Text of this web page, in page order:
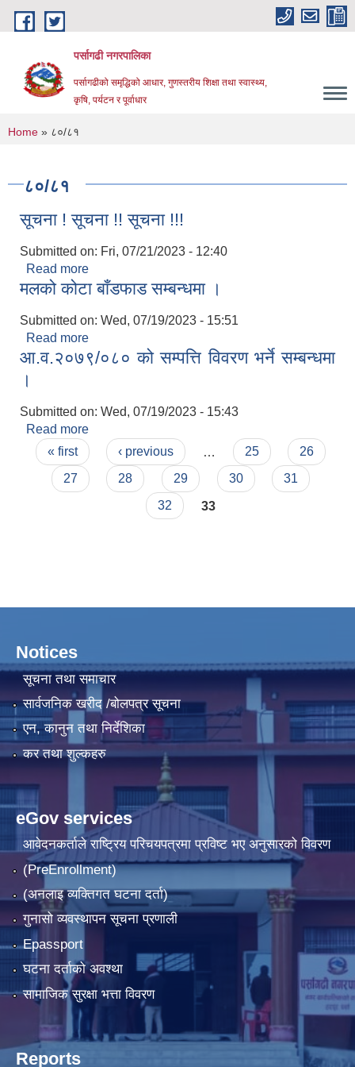
Skip to main content
पर्सागढी नगरपालिका
पर्सागढीको समृद्धिको आधार, गुणस्तरीय शिक्षा तथा स्वास्थ्य,
कृषि, पर्यटन र पूर्वाधार
You are here
Home » ८०/८१
८०/८१
सूचना ! सूचना !! सूचना !!!
Submitted on: Fri, 07/21/2023 - 12:40
Read more
मलको कोटा बाँडफाड सम्बन्धमा ।
Submitted on: Wed, 07/19/2023 - 15:51
Read more
आ.व.२०७९/०८० को सम्पत्ति विवरण भर्ने सम्बन्धमा
।
Submitted on: Wed, 07/19/2023 - 15:43
Read more
Pages
« first ‹ previous 25
26
27
28 29 30
31
32
33
Notices
सूचना तथा समाचार
सार्वजनिक खरीद /बोलपत्र सूचना
एन, कानुन तथा निर्देशिका
कर तथा शुल्कहरु
eGov services
आवेदनकर्ताले राष्‍ट्रिय परिचयपत्रमा प्रविष्ट भए अनुसारको विवरण
(PreEnrollment)
(अनलाइ व्यक्तिगत घटना दर्ता)
गुनासो व्यवस्थापन सूचना प्रणाली
Epassport
घटना दर्ताको अवश्था
सामाजिक सुरक्षा भत्ता विवरण
Reports